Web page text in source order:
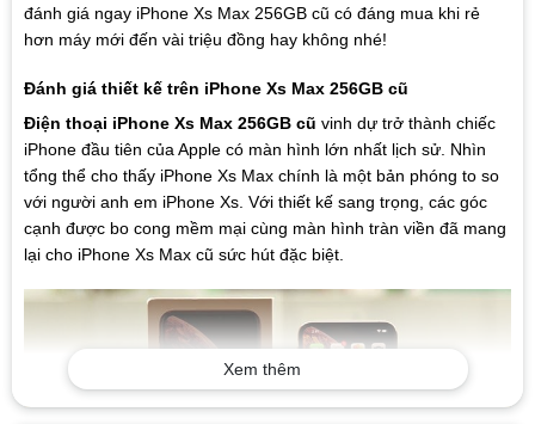
đánh giá ngay iPhone Xs Max 256GB cũ có đáng mua khi rẻ
hơn máy mới đến vài triệu đồng hay không nhé!
Đánh giá thiết kế trên iPhone Xs Max 256GB cũ
Điện thoại iPhone Xs Max 256GB cũ vinh dự trở thành chiếc
iPhone đầu tiên của Apple có màn hình lớn nhất lịch sử. Nhìn
tổng thể cho thấy iPhone Xs Max chính là một bản phóng to so
với người anh em iPhone Xs. Với thiết kế sang trọng, các góc
cạnh được bo cong mềm mại cùng màn hình tràn viền đã mang
lại cho iPhone Xs Max cũ sức hút đặc biệt.
Xem thêm